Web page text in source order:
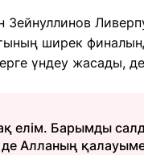
Зейнуллинов
ширек
үндеу жасады,
елім. Барымды
де Алланың